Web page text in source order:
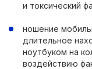
и токсический
ношение
длительное
ноутбуком на
воздействию